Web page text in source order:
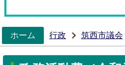
ホーム
行政 筑西市議会